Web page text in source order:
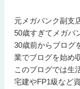
元メガバンク副支
50歳すぎてメガバ
30歳前からブログ
業でブログを始め
このブログでは生
宅建やFP1級など